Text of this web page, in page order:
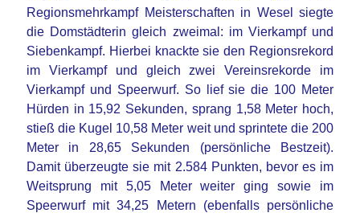
Regionsmehrkampf Meisterschaften in Wesel siegte
die Domstädterin gleich zweimal: im Vierkampf und
Siebenkampf. Hierbei knackte sie den Regionsrekord
im Vierkampf und gleich zwei Vereinsrekorde im
Vierkampf und Speerwurf. So lief sie die 100 Meter
Hürden in 15,92 Sekunden, sprang 1,58 Meter hoch,
stieß die Kugel 10,58 Meter weit und sprintete die 200
Meter in 28,65 Sekunden (persönliche Bestzeit).
Damit überzeugte sie mit 2.584 Punkten, bevor es im
Weitsprung mit 5,05 Meter weiter ging sowie im
Speerwurf mit 34,25 Metern (ebenfalls persönliche